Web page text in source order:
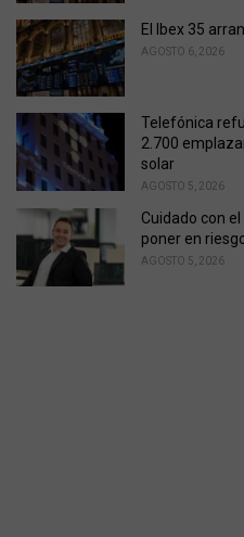
El Ibex 35
AGOSTO 6, 2026
Telefónica
2.700
solar
AGOSTO 5, 2026
Cuidado con
poner en
AGOSTO 5, 2026